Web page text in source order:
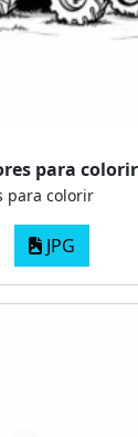
para colorir
para colorir
JPG